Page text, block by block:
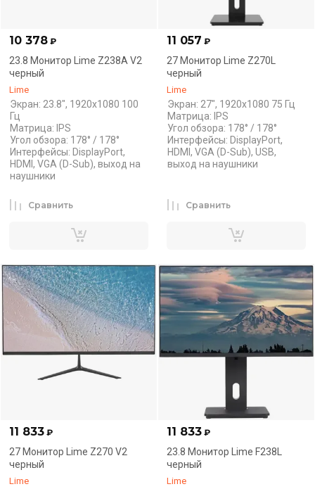
10 378 ₽
23.8 Монитор Lime Z238A V2
черный
Lime
Экран: 23.8", 1920x1080 100
Гц
Матрица: IPS
Угол обзора: 178° / 178°
Интерфейсы: DisplayPort,
HDMI, VGA (D-Sub), выход на
наушники
Сравнить
11 057 ₽
27 Монитор Lime Z270L
черный
Lime
Экран: 27", 1920x1080 75 Гц
Матрица: IPS
Угол обзора: 178° / 178°
Интерфейсы: DisplayPort,
HDMI, VGA (D-Sub), USB,
выход на наушники
Сравнить
11 833 ₽
27 Монитор Lime Z270 V2
черный
Lime
11 833 ₽
23.8 Монитор Lime F238L
черный
Lime